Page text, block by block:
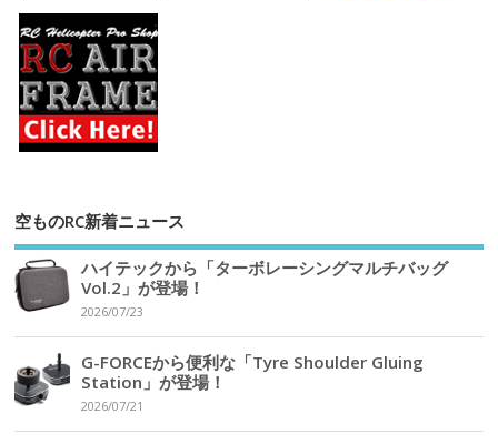
空ものRC新着ニュース
ハイテックから「ターボレーシングマルチバッグ
Vol.2」が登場！
2026/07/23
G-FORCEから便利な「Tyre Shoulder Gluing
Station」が登場！
2026/07/21